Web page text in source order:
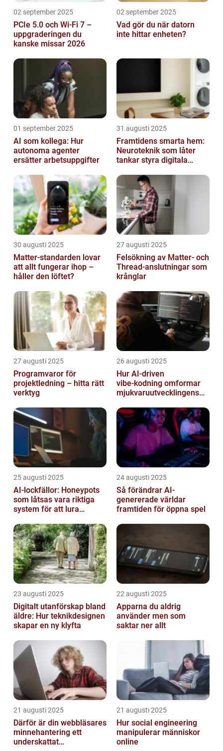
02 september 2025
PCIe 5.0 och Wi-Fi 7 –
uppgraderingen du
kanske missar 2026
02 september 2025
Vad gör du när datorn
inte hittar enheten?
01 september 2025
AI som kollega: Hur
autonoma agenter
ersätter arbetsuppgifter
31 augusti 2025
Framtidens smarta hem:
Neuroteknik som låter
tankar styra digitala
30 augusti 2025
Matter-standarden lovar
att allt fungerar ihop –
håller den löftet?
27 augusti 2025
Felsökning av Matter‑ och
Thread‑anslutningar som
krånglar
27 augusti 2025
Programvaror för
projektledning – hitta rätt
verktyg
26 augusti 2025
Hur AI‑driven
vibe‑kodning omformar
mjukvaruutvecklingens
25 augusti 2025
AI-lockfällor: Honeypots
som låtsas vara riktiga
system för att lura
24 augusti 2025
Så förändrar AI-
genererade världar
framtiden för öppna spel
23 augusti 2025
Digitalt utanförskap bland
äldre: Hur teknikdesignen
skapar en ny klyfta
22 augusti 2025
Apparna du aldrig
använder men som
saktar ner allt
21 augusti 2025
Därför är din webbläsares
minnehantering ett
underskattat
21 augusti 2025
Hur social engineering
manipulerar människor
online